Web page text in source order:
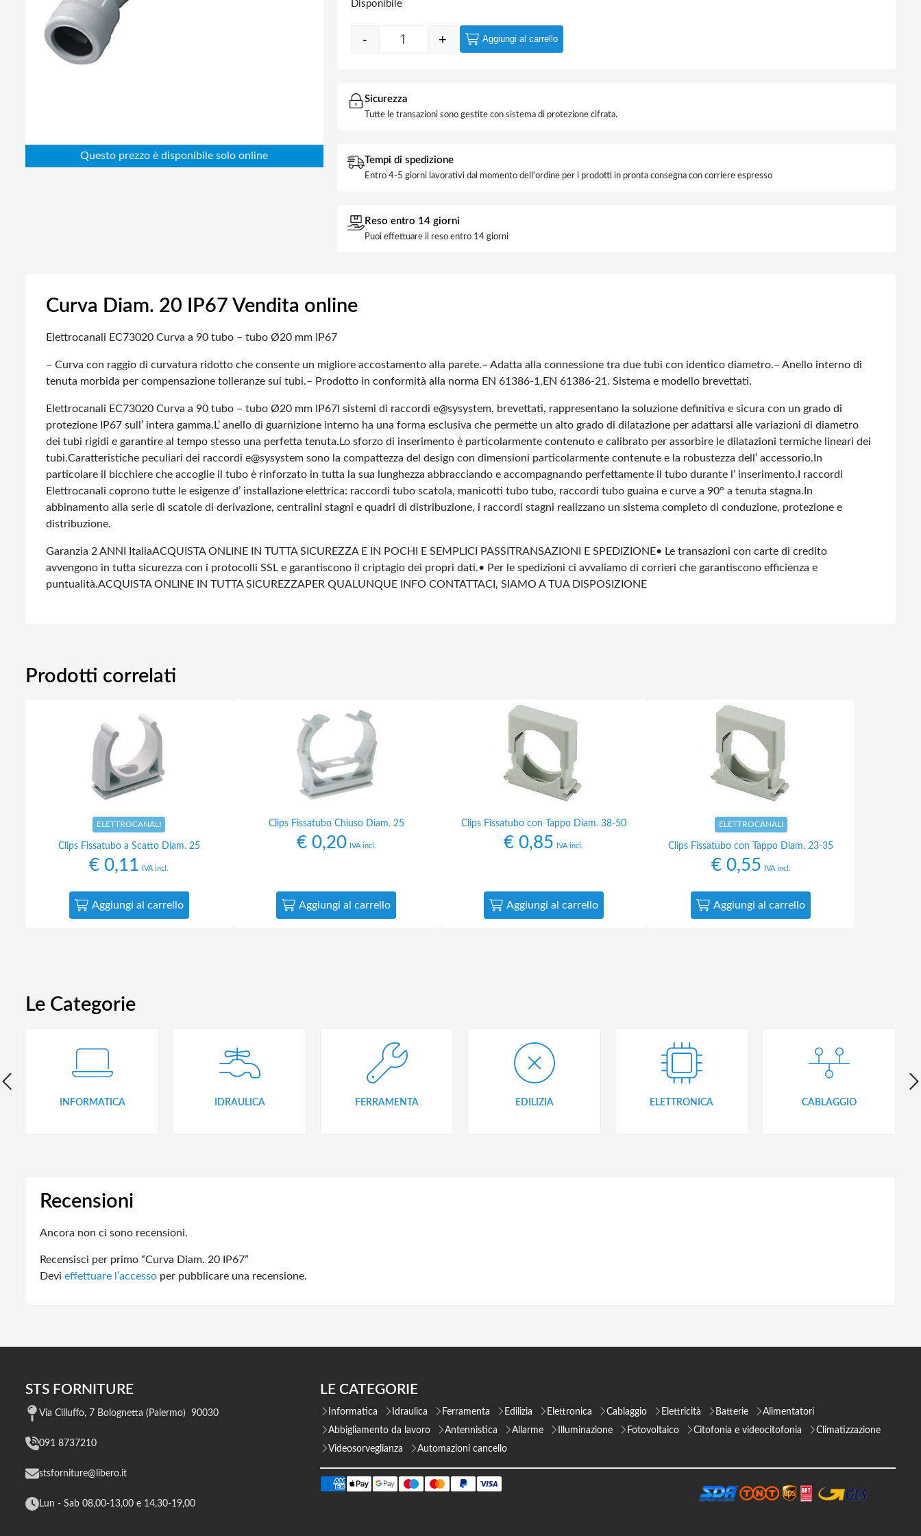
Abbigliamento da lavoro
Alimentatori
Batterie
Elettronica
Edilizia
Disponibile
Curva Diam. 20 IP67 quantità
- + Aggiungi al carrello
Sicurezza
Tutte le transazioni sono gestite con sistema di protezione cifrata.
Tempi di spedizione
Entro 4-5 giorni lavorativi dal momento dell'ordine per i prodotti in pronta consegna con corriere espresso
Reso entro 14 giorni
Puoi effettuare il reso entro 14 giorni
Curva Diam. 20 IP67 Vendita online
Elettrocanali EC73020 Curva a 90 tubo – tubo Ø20 mm IP67
– Curva con raggio di curvatura ridotto che consente un migliore accostamento alla parete.– Adatta alla connessione tra due tubi con identico diametro.– Anello interno di
tenuta morbida per compensazione tolleranze sui tubi.– Prodotto in conformità alla norma EN 61386-1,EN 61386-21. Sistema e modello brevettati.
Elettrocanali EC73020 Curva a 90 tubo – tubo Ø20 mm IP67 I sistemi di raccordi e@sysystem, brevettati, rappresentano la soluzione definitiva e sicura con un grado di
protezione IP67 sull’ intera gamma. L’ anello di guarnizione interno ha una forma esclusiva che permette un alto grado di dilatazione per adattarsi alle variazioni di diametro
dei tubi rigidi e garantire al tempo stesso una perfetta tenuta. Lo sforzo di inserimento è particolarmente contenuto e calibrato per assorbire le dilatazioni termiche lineari dei
tubi.Caratteristiche peculiari dei raccordi e@sysystem sono la compattezza del design con dimensioni particolarmente contenute e la robustezza dell’ accessorio. In
particolare il bicchiere che accoglie il tubo è rinforzato in tutta la sua lunghezza abbracciando e accompagnando perfettamente il tubo durante l’ inserimento. I raccordi
Elettrocanali coprono tutte le esigenze d’ installazione elettrica: raccordi tubo scatola, manicotti tubo tubo, raccordi tubo guaina e curve a 90° a tenuta stagna. In
abbinamento alla serie di scatole di derivazione, centralini stagni e quadri di distribuzione, i raccordi stagni realizzano un sistema completo di conduzione, protezione e
distribuzione.
Garanzia 2 ANNI ItaliaACQUISTA ONLINE IN TUTTA SICUREZZA E IN POCHI E SEMPLICI PASSI TRANSAZIONI E SPEDIZIONE• Le transazioni con carte di credito
avvengono in tutta sicurezza con i protocolli SSL e garantiscono il criptagio dei propri dati.• Per le spedizioni ci avvaliamo di corrieri che garantiscono efficienza e
puntualità.ACQUISTA ONLINE IN TUTTA SICUREZZAPER QUALUNQUE INFO CONTATTACI, SIAMO A TUA DISPOSIZIONE
Prodotti correlati
ELETTROCANALI
Clips Fissatubo a Scatto Diam. 25
€ 0,11 IVA incl.
Aggiungi al carrello
Clips Fissatubo Chiuso Diam. 25
€0,20 IVA incl.
Aggiungi al carrello
Clips Fissatubo con Tappo Diam. 38-50
€ 0,85 IVA incl.
Aggiungi al carrello
ELETTROCANALI
Clips Fissatubo con Tappo Diam. 23-35
€0,55 IVA incl.
Aggiungi al carrello
Le Categorie
INFORMATICA IDRAULICA FERRAMENTA EDILIZIA ELETTRONICA CABLAGGIO
Recensioni
Ancora non ci sono recensioni.
Recensisci per primo “Curva Diam. 20 IP67”
Devi effettuare l’accesso per pubblicare una recensione.
STS FORNITURE
Via Cilluffo, 7 Bolognetta (Palermo) 90030
091 8737210
stsforniture@libero.it
Lun - Sab 08,00-13,00 e 14,30-19,00
LE CATEGORIE
Informatica Idraulica Ferramenta Edilizia Elettronica Cablaggio Elettricità Batterie
Alimentatori
Abbigliamento da lavoro
Antennistica Allarme Illuminazione Fotovoltaico Citofonia e videocitofonia
Climatizzazione
Videosorveglianza
Automazioni cancello